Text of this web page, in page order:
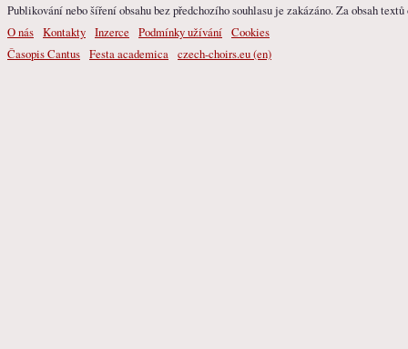
Publikování nebo šíření obsahu bez předchozího souhlasu je zakázáno. Za obsah
O nás Kontakty Inzerce Podmínky užívání Cookies
Časopis Cantus Festa academica czech-choirs.eu (en)